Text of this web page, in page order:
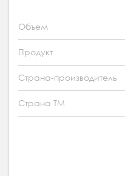
Объем
Продукт
Страна-производитель
Страна ТМ